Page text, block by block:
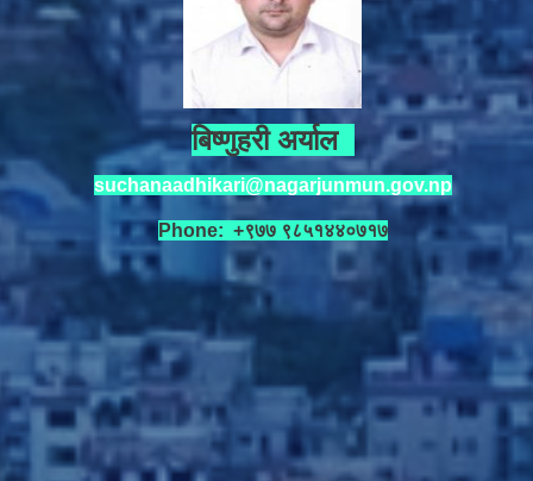
बिष्णुहरी अर्याल
suchanaadhikari@nagarjunmun.gov.np
Phone: +९७७ ९८५१४४०७१७